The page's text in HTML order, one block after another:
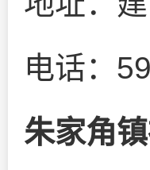
电话：
朱家角